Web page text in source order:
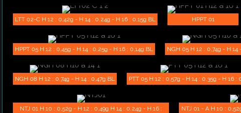
LTT 02-C H 12 : 0,42g - H 14 : 0,24g - H 16 : 0,15g BL HPPT 01
HPPT 05 H 12 : 0,45g - H 14 : 0,25g - H 16 : 0,14g BL NGH 05 H 12 : 0,74g - H 14
NGH 08 H 12 : 0,74g - H 14 : 0,47g BL PTT 05 H 12 : 0,57g - H 14 : 0,35g - H 16 :
NTJ 01 H 10 : 0,52g - H 12 : 0,49g H 14 : 0,24g - H 16 :
NTJ 01 - A H 10 :